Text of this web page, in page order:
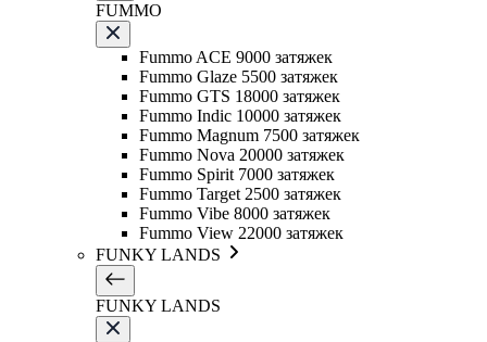
FUMMO
Fummo ACE 9000 затяжек
Fummo Glaze 5500 затяжек
Fummo GTS 18000 затяжек
Fummo Indic 10000 затяжек
Fummo Magnum 7500 затяжек
Fummo Nova 20000 затяжек
Fummo Spirit 7000 затяжек
Fummo Target 2500 затяжек
Fummo Vibe 8000 затяжек
Fummo View 22000 затяжек
FUNKY LANDS
FUNKY LANDS